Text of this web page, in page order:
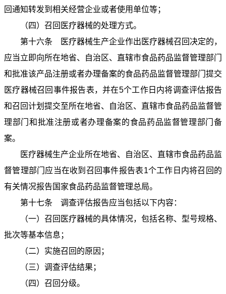
回通知转发到相关经营企业或者使用单位等；
（四）召回医疗器械的处理方式。
第十六条 医疗器械生产企业作出医疗器械召回决定的，
应当立即向所在地省、自治区、直辖市食品药品监督管理部门
和批准该产品注册或者办理备案的食品药品监督管理部门提交
医疗器械召回事件报告表，并在5个工作日内将调查评估报告
和召回计划提交至所在地省、自治区、直辖市食品药品监督管
理部门和批准注册或者办理备案的食品药品监督管理部门备
案。
医疗器械生产企业所在地省、自治区、直辖市食品药品监
督管理部门应当在收到召回事件报告表1个工作日内将召回的
有关情况报告国家食品药品监督管理总局。
第十七条 调查评估报告应当包括以下内容：
（一）召回医疗器械的具体情况，包括名称、型号规格、
批次等基本信息；
（二）实施召回的原因；
（三）调查评估结果；
（四）召回分级。